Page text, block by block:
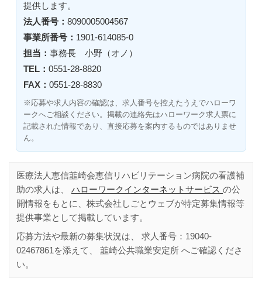
提供します。
法人番号： 8090005004567
事業所番号： 1901-614085-0
担当： 事務長 小野（オノ）
TEL： 0551-28-8820
FAX： 0551-28-8830
※応募や求人内容の確認は、求人番号を控えたうえでハローワ
ークへご相談ください。掲載の連絡先はハローワーク求人票に
記載された情報であり、直接応募を案内するものではありませ
ん。
医療法人恵信韮崎会恵信リハビリテーション病院の看護補
助の求人は、 ハローワークインターネットサービス の公
開情報をもとに、株式会社しごとウェブが特定募集情報等
提供事業として掲載しています。
応募方法や最新の募集状況は、 求人番号： 19040-
02467861 を添えて、 韮崎公共職業安定所 へご確認くださ
い。